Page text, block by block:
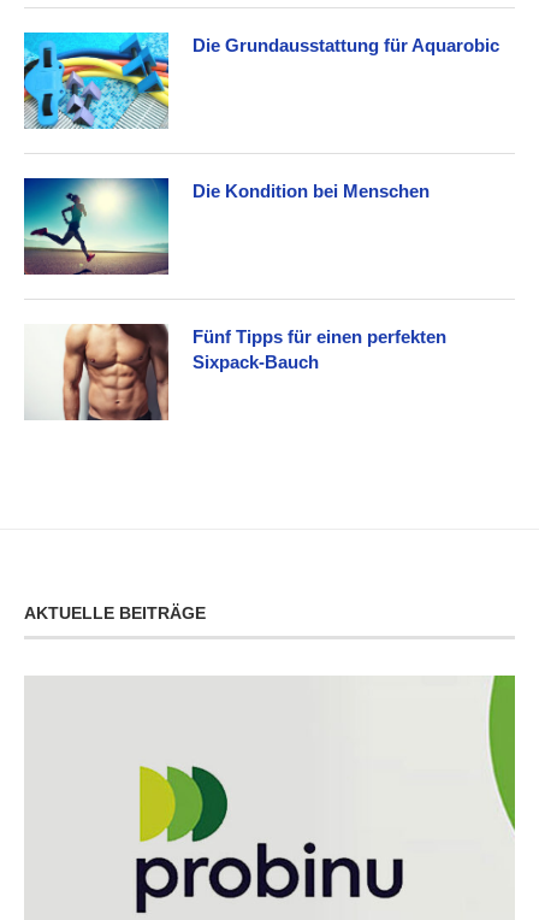
Die Grundausstattung für Aquarobic
Die Kondition bei Menschen
Fünf Tipps für einen perfekten
Sixpack-Bauch
AKTUELLE BEITRÄGE